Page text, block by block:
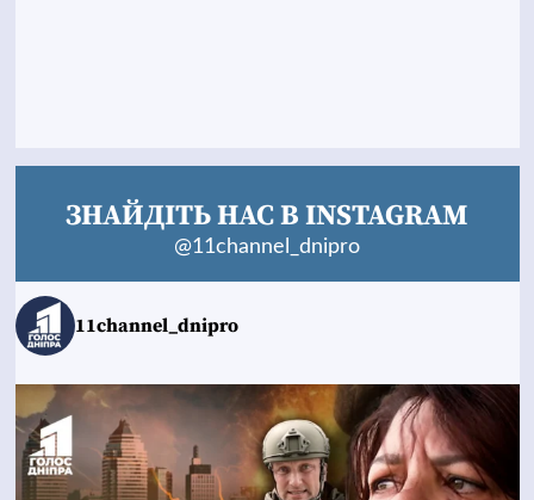
ЗНАЙДІТЬ НАС В INSTAGRAM
@11channel_dnipro
11channel_dnipro